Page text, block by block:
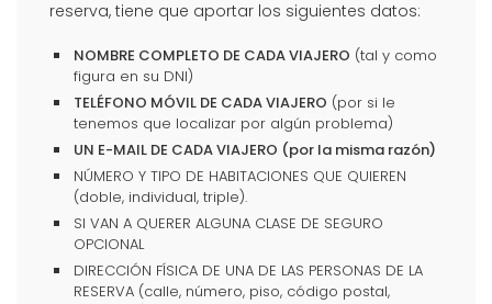
reserva, tiene que aportar los siguientes datos:
NOMBRE COMPLETO DE CADA VIAJERO (tal y como
figura en su DNI)
TELÉFONO MÓVIL DE CADA VIAJERO (por si le
tenemos que localizar por algún problema)
UN E-MAIL DE CADA VIAJERO (por la misma razón)
NÚMERO Y TIPO DE HABITACIONES QUE QUIEREN
(doble, individual, triple).
SI VAN A QUERER ALGUNA CLASE DE SEGURO
OPCIONAL
DIRECCIÓN FÍSICA DE UNA DE LAS PERSONAS DE LA
RESERVA (calle, número, piso, código postal,